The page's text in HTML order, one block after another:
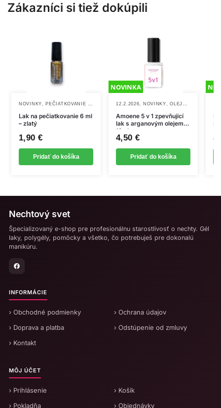
Zákazníci si tiež dokúpili
NOVINKY ,PEČIATKOVANIE + OMBRE
Lak na pečiatkovanie 6 ml
– zlatý
1,90 €
Pridať do košíka
NOVINKA
12.2.2026 NOVINKY ,OLEJČEKY, REGENERÁCIA NECHTOV
Amoene 5 v 1 zpevňující
lak s arganovým olejem,
12ml
4,50 €
Pridať do košíka
Nechtový svet
Špecializovaný e-shop pre profesionálnu starostlivosť o nechty. Gél
laky, polygély, pomôcky a všetko, čo potrebuješ pre dokonalú
manikúru.
INFORMÁCIE
› Obchodné podmienky
› Ochrana údajov
› Doprava a platba
› Odstúpenie od zmluvy
› Kontakt
MÔJ ÚČET
› Prihlásenie
› Košík
› Pokladňa
› Objednávky